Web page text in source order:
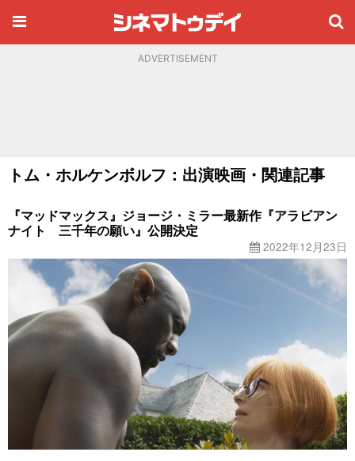
ADVERTISEMENT
トム・ホルケンボルフ：出演映画・関連記事
『マッドマックス』ジョージ・ミラー最新作『アラビアン
ナイト 三千年の願い』公開決定
2022年12月23日